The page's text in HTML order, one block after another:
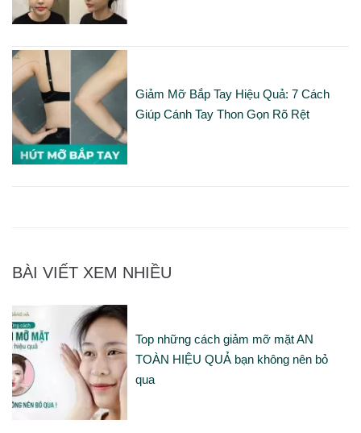
Giảm Mỡ Bắp Tay Hiệu Quả: 7 Cách
Giúp Cánh Tay Thon Gọn Rõ Rệt
BÀI VIẾT XEM NHIỀU
Top những cách giảm mỡ mặt AN
TOÀN HIỆU QUẢ bạn không nên bỏ
qua